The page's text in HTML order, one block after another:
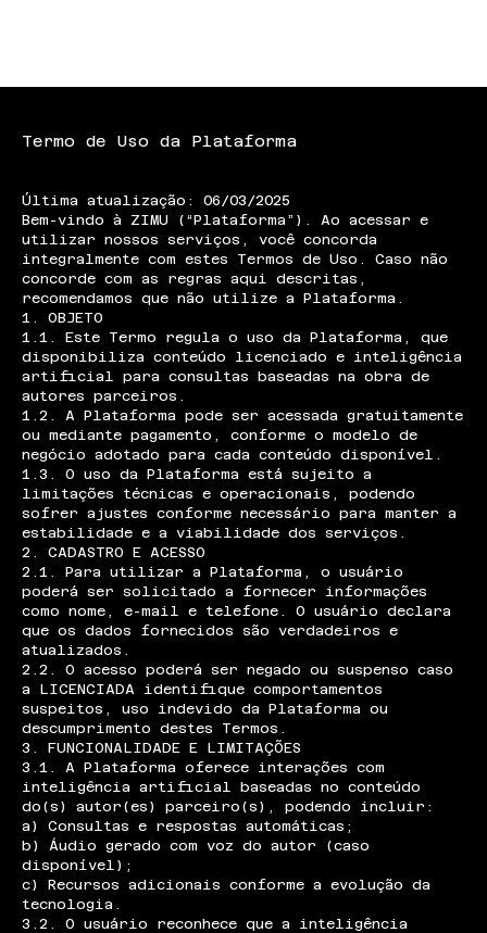
Termo de Uso da Plataforma
Última atualização: 06/03/2025
Bem-vindo à ZIMU (“Plataforma”). Ao acessar e
utilizar nossos serviços, você concorda
integralmente com estes Termos de Uso. Caso não
concorde com as regras aqui descritas,
recomendamos que não utilize a Plataforma.
1. OBJETO
1.1. Este Termo regula o uso da Plataforma, que
disponibiliza conteúdo licenciado e inteligência
artificial para consultas baseadas na obra de
autores parceiros.
1.2. A Plataforma pode ser acessada gratuitamente
ou mediante pagamento, conforme o modelo de
negócio adotado para cada conteúdo disponível.
1.3. O uso da Plataforma está sujeito a
limitações técnicas e operacionais, podendo
sofrer ajustes conforme necessário para manter a
estabilidade e a viabilidade dos serviços.
2. CADASTRO E ACESSO
2.1. Para utilizar a Plataforma, o usuário
poderá ser solicitado a fornecer informações
como nome, e-mail e telefone. O usuário declara
que os dados fornecidos são verdadeiros e
atualizados.
2.2. O acesso poderá ser negado ou suspenso caso
a LICENCIADA identifique comportamentos
suspeitos, uso indevido da Plataforma ou
descumprimento destes Termos.
3. FUNCIONALIDADE E LIMITAÇÕES
3.1. A Plataforma oferece interações com
inteligência artificial baseadas no conteúdo
do(s) autor(es) parceiro(s), podendo incluir:
a) Consultas e respostas automáticas;
b) Áudio gerado com voz do autor (caso
disponível);
c) Recursos adicionais conforme a evolução da
tecnologia.
3.2. O usuário reconhece que a inteligência